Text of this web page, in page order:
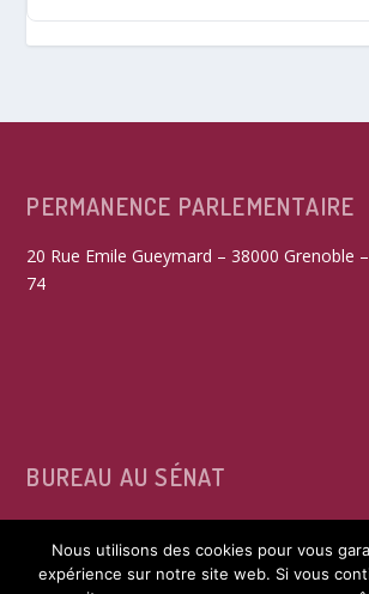
PERMANENCE PARLEMENTAIRE
20 Rue Emile Gueymard – 38000 Grenoble
74
BUREAU AU SÉNAT
15, rue de Vaugirard – 75291 Paris Cedex
39 60Nous utilisons des cookies pour vous
expérience sur notre site web. Si vous